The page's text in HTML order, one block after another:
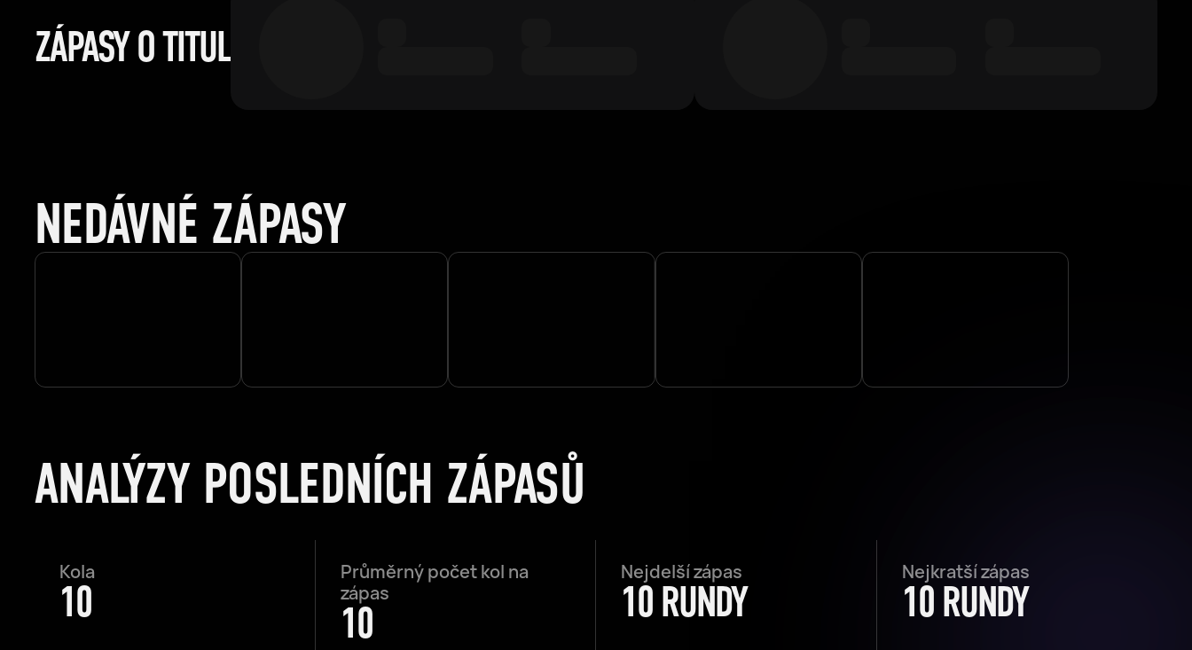
ZÁPASY O TITUL
NEDÁVNÉ ZÁPASY
ANALÝZY POSLEDNÍCH ZÁPASŮ
Kola
10
Průměrný počet kol na
zápas
10
Nejdelší zápas
10 RUNDY
Nejkratší zápas
10 RUNDY